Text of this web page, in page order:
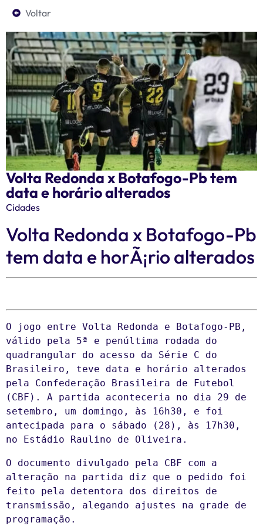
Voltar
Volta Redonda x Botafogo-Pb tem
data e horário alterados
Cidades
Volta Redonda x Botafogo-Pb
tem data e horÃ¡rio alterados
O jogo entre Volta Redonda e Botafogo-PB,
válido pela 5ª e penúltima rodada do
quadrangular do acesso da Série C do
Brasileiro, teve data e horário alterados
pela Confederação Brasileira de Futebol
(CBF). A partida aconteceria no dia 29 de
setembro, um domingo, às 16h30, e foi
antecipada para o sábado (28), às 17h30,
no Estádio Raulino de Oliveira.
O documento divulgado pela CBF com a
alteração na partida diz que o pedido foi
feito pela detentora dos direitos de
transmissão, alegando ajustes na grade de
programação.